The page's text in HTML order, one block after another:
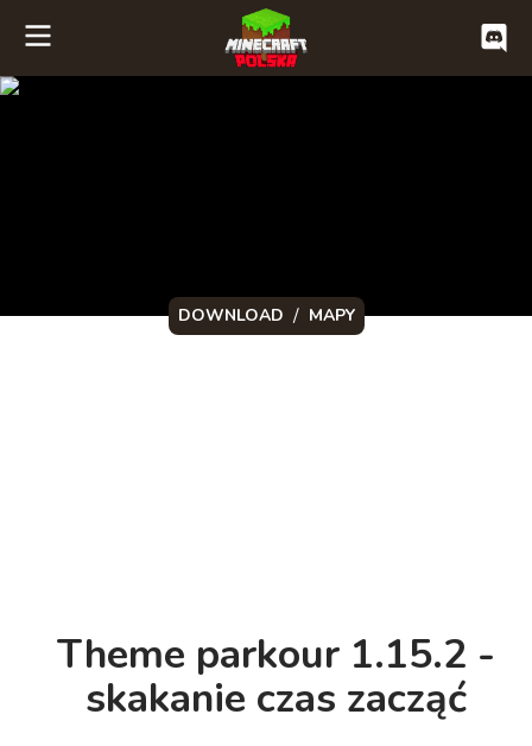
DOWNLOAD / MAPY
Theme parkour 1.15.2 -
skakanie czas zacząć